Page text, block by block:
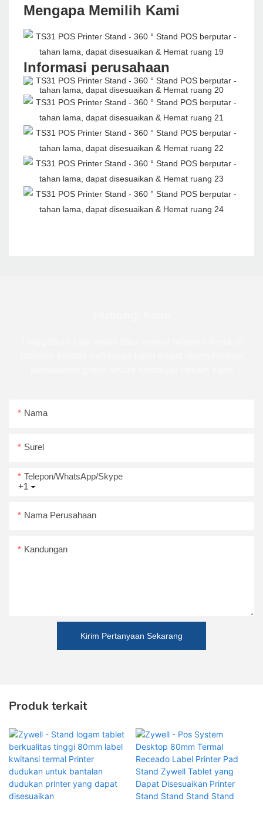
Mengapa Memilih Kami
Informasi perusahaan
Nama
Surel
+1
Telepon/WhatsApp/Skype
Nama Perusahaan
Kandungan
Kirim Pertanyaan Sekarang
Produk terkait